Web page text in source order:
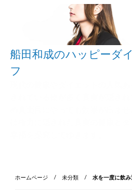
船田和成のハッピーダ
フ
ホームページ 未分類 水を一度に飲み